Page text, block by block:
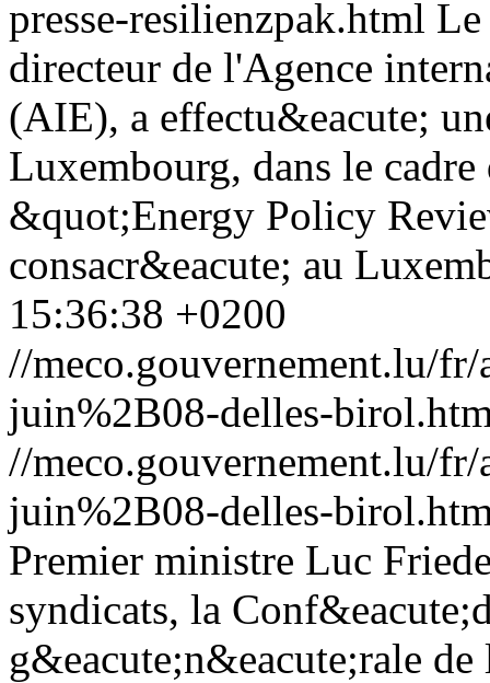
presse-resilienzpak.html
directeur de l'Agence
(AIE), a effectu&eacute;
Luxembourg, dans le
&quot;Energy Policy
consacr&eacute; au
15:36:38 +0200
//meco.gouvernement.lu/
juin%2B08-delles-
//meco.gouvernement.lu/
juin%2B08-delles-
Premier ministre Luc
syndicats, la
g&eacute;n&eacute;rale